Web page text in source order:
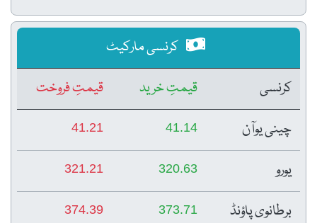
کرنسی مارکیٹ
کرنسی
قیمتِ خرید
قیمتِ فروخت
چینی یوآن
41.14
41.21
یورو 320.63
321.21
برطانوی پاؤنڈ 373.71
374.39